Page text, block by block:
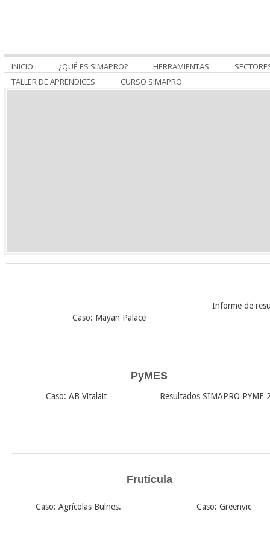
INICIO ¿QUÉ ES SIMAPRO? HERRAMIENTAS
TALLER DE APRENDICES
CURSO SIMAPRO
Caso: Mayan Palace
Informe de
PyMES
Caso: AB Vitalait Resultados SIMAPRO PYME
Frutícula
Caso: Agrícolas Bulnes. Caso: Greenvic